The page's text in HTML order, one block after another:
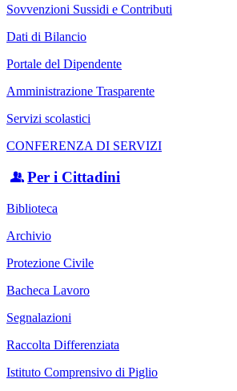
Sovvenzioni Sussidi e Contributi
Dati di Bilancio
Portale del Dipendente
Amministrazione Trasparente
Servizi scolastici
CONFERENZA DI SERVIZI
Per i Cittadini
Biblioteca
Archivio
Protezione Civile
Bacheca Lavoro
Segnalazioni
Raccolta Differenziata
Istituto Comprensivo di Piglio